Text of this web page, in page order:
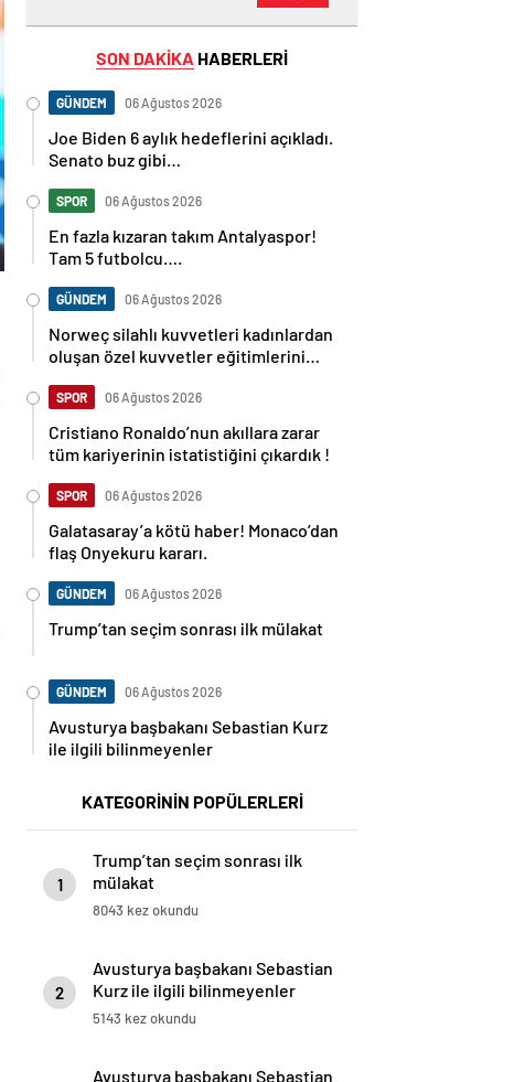
SON DAKİKA HABERLERİ
GÜNDEM 06 Ağustos 2026
Joe Biden 6 aylık hedeflerini açıkladı.
Senato buz gibi…
SPOR 06 Ağustos 2026
En fazla kızaran takım Antalyaspor!
Tam 5 futbolcu….
GÜNDEM 06 Ağustos 2026
Norweç silahlı kuvvetleri kadınlardan
oluşan özel kuvvetler eğitimlerini
SPOR 06 Ağustos 2026
Cristiano Ronaldo’nun akıllara zarar
tüm kariyerinin istatistiğini çıkardık !
SPOR 06 Ağustos 2026
Galatasaray’a kötü haber! Monaco’dan
flaş Onyekuru kararı.
GÜNDEM 06 Ağustos 2026
Trump’tan seçim sonrası ilk mülakat
GÜNDEM 06 Ağustos 2026
Avusturya başbakanı Sebastian Kurz
ile ilgili bilinmeyenler
KATEGORİNİN POPÜLERLERİ
1
Trump’tan seçim sonrası ilk
mülakat
8043 kez okundu
2
Avusturya başbakanı Sebastian
Kurz ile ilgili bilinmeyenler
5143 kez okundu
Avusturya başbakanı Sebastian